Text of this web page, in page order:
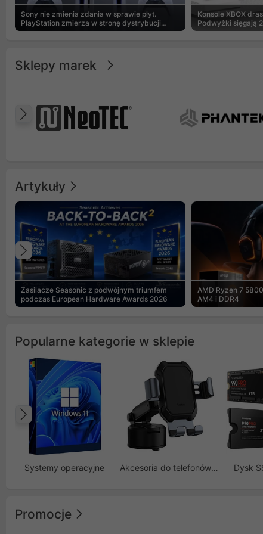
Sony nie zmienia zdania w sprawie płyt.
PlayStation zmierza w stronę dystrybucji
cyfrowej
Konsole XBOX
Podwyżki sięgają
Sklepy marek
Poprzedni
Artykuły
Zasilacze Seasonic z podwójnym triumfem
podczas European Hardware Awards 2026
AMD Ryzen 7
AM4 i DDR4
Poprzedni
Popularne kategorie w sklepie
Systemy operacyjne Akcesoria do telefonów GSM Dysk
Poprzedni
Promocje